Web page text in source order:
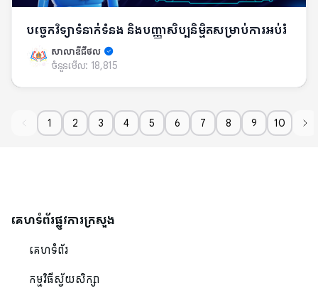
បច្ចេកវិទ្យាទំនាក់ទំនង និង​បញ្ញាសិប្បនិម្មិតសម្រាប់​ការ​អប់រំ
សាលាឌីជីថល
ចំនួនមើល: 18,815
1 2 3 4 5 6 7 8 9 10
គេហទំព័រផ្លូវការក្រសួង
គេហទំព័រ
កម្មវិធីស្វ័យសិក្សា